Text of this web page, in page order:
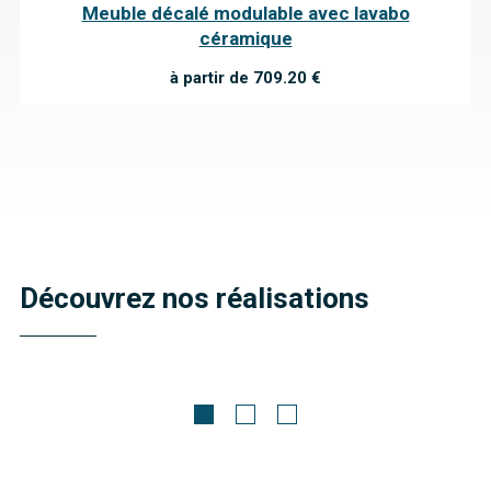
Meuble décalé modulable avec lavabo
céramique
à partir de 709.20 €
Découvrez nos réalisations